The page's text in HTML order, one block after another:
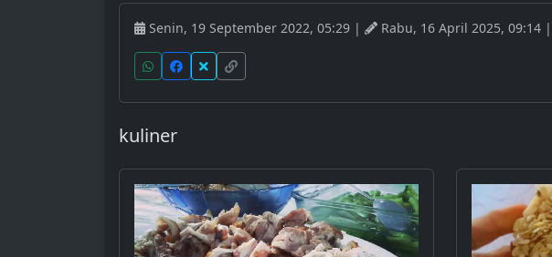
Senin, 19 September 2022, 05:29 | Rabu, 16 April 2025, 09:14 |
kuliner